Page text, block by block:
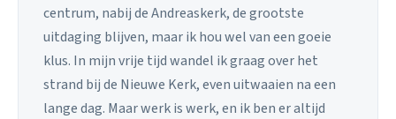
centrum, nabij de Andreaskerk, de grootste
uitdaging blijven, maar ik hou wel van een goeie
klus. In mijn vrije tijd wandel ik graag over het
strand bij de Nieuwe Kerk, even uitwaaien na een
lange dag. Maar werk is werk, en ik ben er altijd